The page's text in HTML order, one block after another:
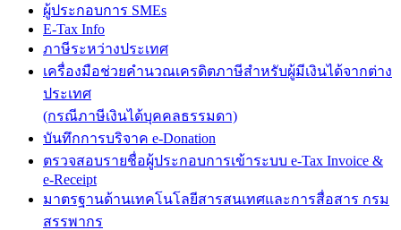
ผู้ประกอบการ SMEs
E-Tax Info
ภาษีระหว่างประเทศ
เครื่องมือช่วยคำนวณเครดิตภาษีสำหรับผู้มีเงินได้จากต่าง
ประเทศ
(กรณีภาษีเงินได้บุคคลธรรมดา)
บันทึกการบริจาค e-Donation
ตรวจสอบรายชื่อผู้ประกอบการเข้าระบบ e-Tax Invoice &
e-Receipt
มาตรฐานด้านเทคโนโลยีสารสนเทศและการสื่อสาร กรม
สรรพากร